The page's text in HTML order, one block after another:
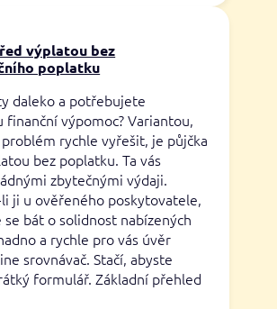
výplatou bez
poplatku
daleko a potřebujete
finanční výpomoc? Variantou,
rychle vyřešit, je půjčka
bez poplatku. Ta vás
zbytečnými výdaji.
ji u ověřeného poskytovatele,
bát o solidnost nabízených
a rychle pro vás úvěr
srovnávač. Stačí, abyste
formulář. Základní přehled